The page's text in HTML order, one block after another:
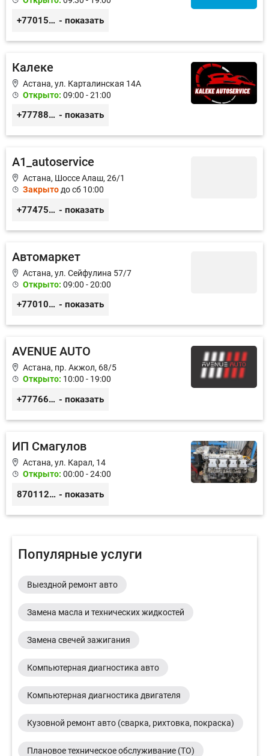
+77015375738 - показать
Калеке
Астана, ул. Карталинская 14А
Открыто: 09:00 - 21:00
+77788424140 - показать
A1_autoservice
Астана, Шоссе Алаш, 26/1
Закрытодо сб 10:00
+77475551113 - показать
Автомаркет
Астана, ул. Сейфулина 57/7
Открыто: 09:00 - 20:00
+77010626565 - показать
AVENUE AUTO
Астана, пр. Акжол, 68/5
Открыто: 10:00 - 19:00
+77766857788 - показать
ИП Смагулов
Астана, ул. Карал, 14
Открыто: 00:00 - 24:00
87011245925 - показать
Популярные услуги
Выездной ремонт авто
Замена масла и технических жидкостей
Замена свечей зажигания
Компьютерная диагностика авто
Компьютерная диагностика двигателя
Кузовной ремонт авто (сварка, рихтовка, покраска)
Плановое техническое обслуживание (ТО)